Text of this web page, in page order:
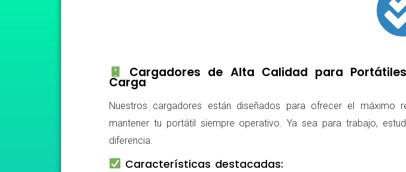
Cargadores de Alta Calidad para
Carga
Nuestros cargadores están diseñados para ofrecer el máximo
mantener tu portátil siempre operativo. Ya sea para trabajo,
diferencia.
Características destacadas: